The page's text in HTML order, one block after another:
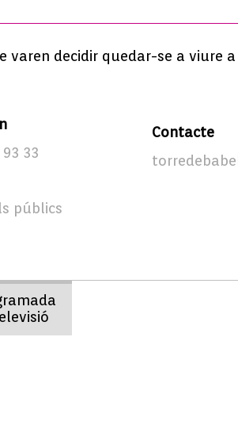
varen decidir quedar-se a viure
93 33
Contacte
públics